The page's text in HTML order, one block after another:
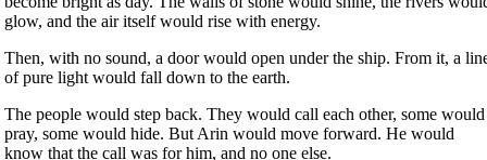
glow, and the air itself would rise with energy.
Then, with no sound, a door would open under the ship. From it, a
of pure light would fall down to the earth.
The people would step back. They would call each other, some would
pray, some would hide. But Arin would move forward. He would
know that the call was for him, and no one else.